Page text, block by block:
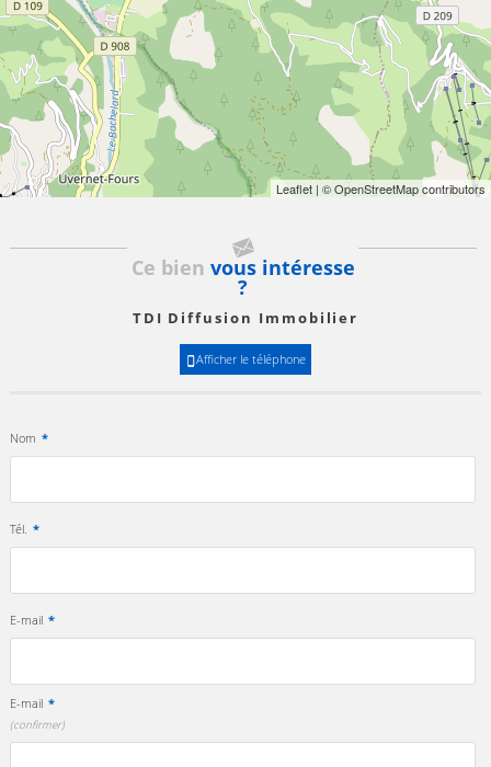
Leaflet | © OpenStreetMap contributors
Ce bien vous intéresse
?
TDI Diffusion Immobilier
Afficher le téléphone
Nom *
Tél. *
E-mail *
E-mail *
(confirmer)